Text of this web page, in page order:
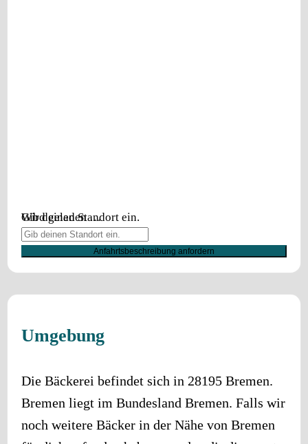
Wird geladen …
Gib deinen Standort ein.
Anfahrtsbeschreibung anfordern
Umgebung
Die Bäckerei befindet sich in 28195 Bremen.
Bremen liegt im Bundesland Bremen. Falls wir
noch weitere Bäcker in der Nähe von Bremen